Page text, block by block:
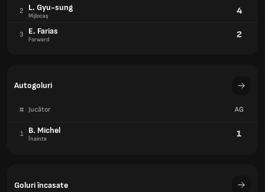
2 L. Gyu-sung
Mijlocaș 4
3 E. Farias
Forward 2
Autogoluri
# Jucător AG
1 B. Michel
Înainte 1
Goluri încasate